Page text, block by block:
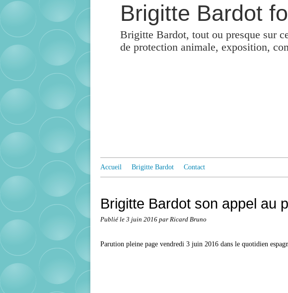
Brigitte Bardot
Brigitte Bardot, tout ou presque sur
de protection animale, exposition,
Accueil Brigitte Bardot Contact
Brigitte Bardot son appel au
Publié le 3 juin 2016 par Ricard Bruno
Parution pleine page vendredi 3 juin 2016 dans le quotidien